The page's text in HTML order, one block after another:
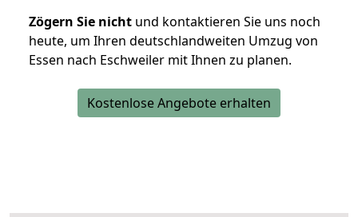
Zögern Sie nicht und kontaktieren Sie uns noch
heute, um Ihren deutschlandweiten Umzug von
Essen nach Eschweiler mit Ihnen zu planen.
Kostenlose Angebote erhalten